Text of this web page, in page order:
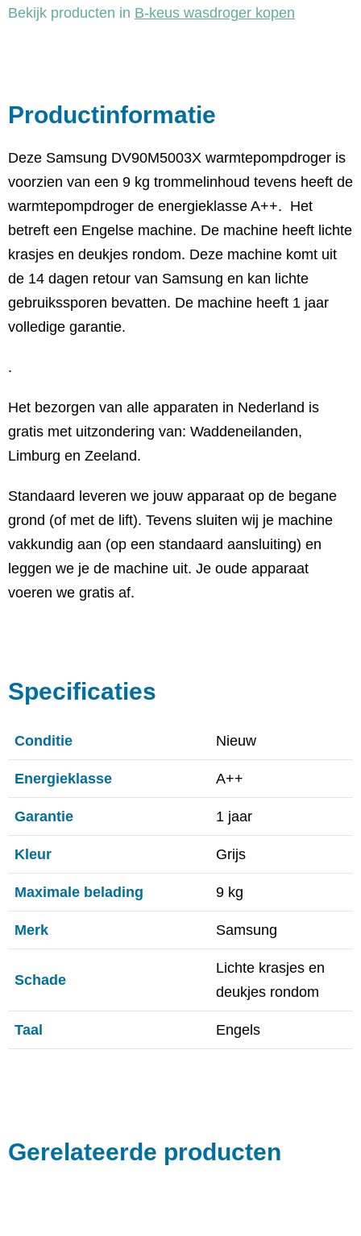
Bekijk producten in B-keus wasdroger kopen
Productinformatie
Deze Samsung DV90M5003X warmtepompdroger is
voorzien van een 9 kg trommelinhoud tevens heeft de
warmtepompdroger de energieklasse A++. Het
betreft een Engelse machine. De machine heeft lichte
krasjes en deukjes rondom. Deze machine komt uit
de 14 dagen retour van Samsung en kan lichte
gebruikssporen bevatten. De machine heeft 1 jaar
volledige garantie.
.
Het bezorgen van alle apparaten in Nederland is
gratis met uitzondering van: Waddeneilanden,
Limburg en Zeeland.
Standaard leveren we jouw apparaat op de begane
grond (of met de lift). Tevens sluiten wij je machine
vakkundig aan (op een standaard aansluiting) en
leggen we je de machine uit. Je oude apparaat
voeren we gratis af.
Specificaties
Conditie Nieuw
Energieklasse A++
Garantie 1 jaar
Kleur Grijs
Maximale belading 9 kg
Merk Samsung
Schade
Lichte krasjes en
deukjes rondom
Taal Engels
Gerelateerde producten